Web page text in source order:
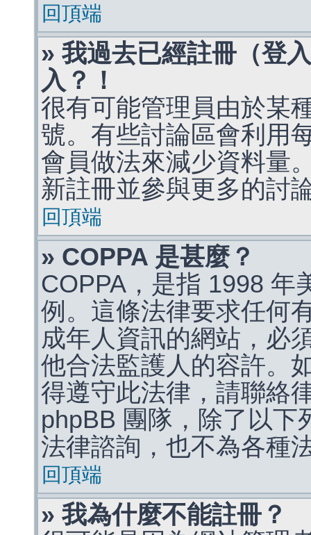
回頂端
» 我過去已經註冊（登
入？！
很有可能管理員由於某
號。有些討論區會利用
會員做法來減少資料量
新註冊並參與更多的討
回頂端
» COPPA 是甚麼？
COPPA，是指 1998 年
例。這條法律要求任何
成年人資訊的網站，必
他合法監護人的容許。
得遵守此法律，請聯絡
phpBB 團隊，除了以下
法律諮詢，也不為各種
回頂端
» 我為什麼不能註冊？